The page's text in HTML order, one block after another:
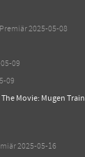
Premiär 2025-05-08
09
09
Movie: Mugen Train
2025-05-16